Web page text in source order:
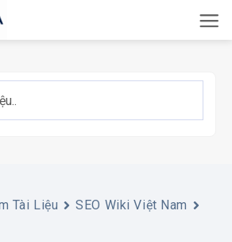
Tài Liệu
SEO Wiki Việt Nam